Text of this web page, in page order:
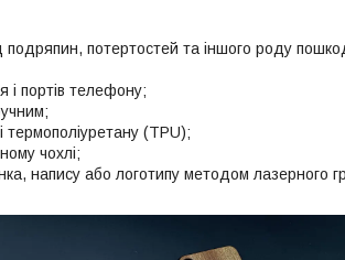
подряпин, потертостей та іншого роду
і портів телефону;
термополіуретану (TPU);
чохлі;
напису або логотипу методом лазерного